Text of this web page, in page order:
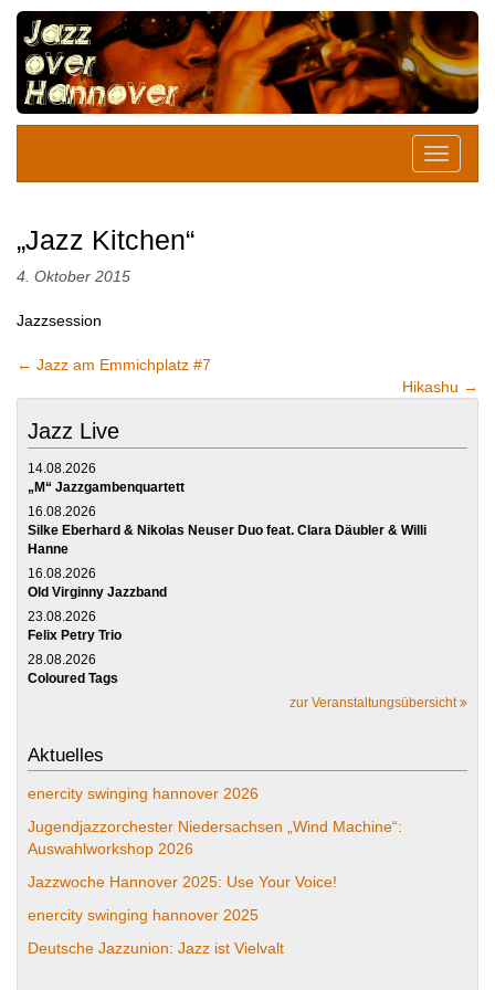
„Jazz Kitchen“
4. Oktober 2015
Jazzsession
← Jazz am Emmichplatz #7
Hikashu →
Jazz Live
14.08.2026
„M“ Jazzgambenquartett
16.08.2026
Silke Eberhard & Nikolas Neuser Duo feat. Clara Däubler & Willi
Hanne
16.08.2026
Old Virginny Jazzband
23.08.2026
Felix Petry Trio
28.08.2026
Coloured Tags
zur Veranstaltungsübersicht
Aktuelles
enercity swinging hannover 2026
Jugendjazzorchester Niedersachsen „Wind Machine“:
Auswahlworkshop 2026
Jazzwoche Hannover 2025: Use Your Voice!
enercity swinging hannover 2025
Deutsche Jazzunion: Jazz ist Vielvalt